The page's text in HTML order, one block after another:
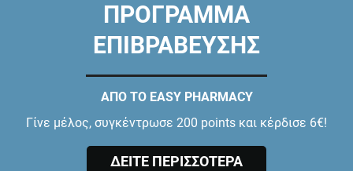
ΠΡΟΓΡΑΜΜΑ
ΕΠΙΒΡΑΒΕΥΣΗΣ
ΑΠΟ ΤΟ EASY PHARMACY
Γίνε μέλος, συγκέντρωσε 200 points και κέρδισε 6€!
ΔΕΙΤΕ ΠΕΡΙΣΣΟΤΕΡΑ